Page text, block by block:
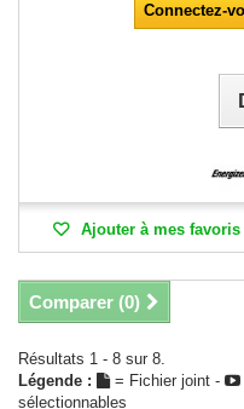
Connectez-
Ajouter à mes favoris
Comparer (0)
Résultats 1 - 8 sur 8.
Légende :
= Fichier joint -
sélectionnables